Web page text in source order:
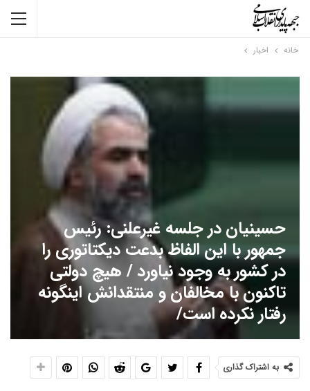
خانه اخبار
حسینیان در جلسه غیرعلنی: رئیس
جمهور با این الفاظ بدعت دیکتاتوری را
در کشور به وجود نیاورد / هیچ دولتی
تاکنون با مخالفان و منتقدانش اینگونه
رفتار نکرده است/
به اشتراک گذاری